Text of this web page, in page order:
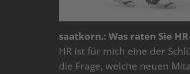
saatkorn.: Was raten Sie
HR ist für mich eine der
die Frage, welche neuen